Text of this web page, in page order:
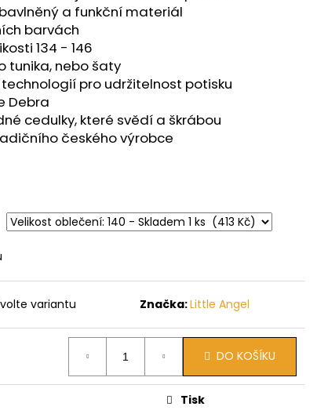
a funkční materiál
barvách
134 - 146
tunika, nebo šaty
pro udržitelnost potisku
Debra
cedulky, které svědí a škrábou
českého výrobce
variantu Značka:Little Angel
DO KOŠÍKU
Tisk